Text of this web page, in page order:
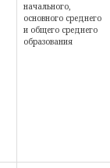
начального,
основного среднего
и общего среднего
образования